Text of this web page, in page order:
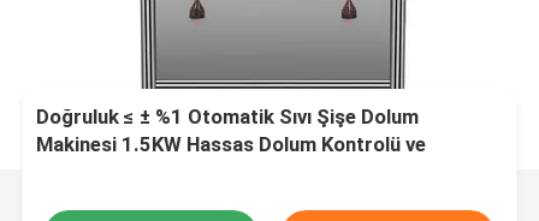
Doğruluk ≤ ± %1 Otomatik Sıvı Şişe Dolum
Makinesi 1.5KW Hassas Dolum Kontrolü ve